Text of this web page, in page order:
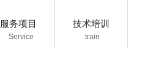
Service train
服务项目 技术培训